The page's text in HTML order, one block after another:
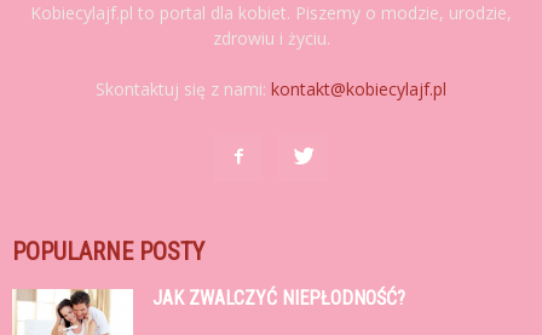
Kobiecylajf.pl to portal dla kobiet. Piszemy o modzie, urodzie,
zdrowiu i życiu.
Skontaktuj się z nami: kontakt@kobiecylajf.pl
POPULARNE POSTY
JAK ZWALCZYĆ NIEPŁODNOŚĆ?